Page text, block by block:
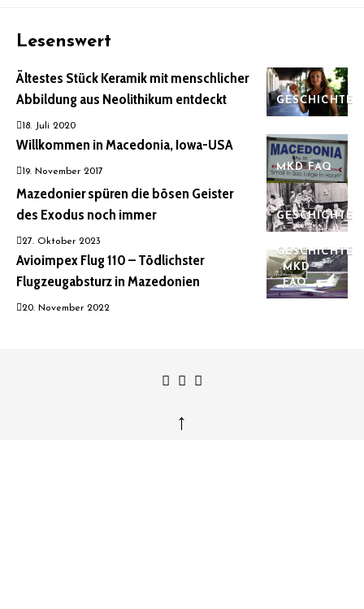
Lesenswert
GESCHICHTE
Ältestes Stück Keramik mit menschlicher
Abbildung aus Neolithikum entdeckt
18. Juli 2020
MKD FAQ
Willkommen in Macedonia, Iowa-USA
19. November 2017
GESCHICHTE
Mazedonier spüren die bösen Geister
des Exodus noch immer
27. Oktober 2023
GESCHICHTE
MKD
FAQ
Avioimpex Flug 110 – Tödlichster
Flugzeugabsturz in Mazedonien
20. November 2022
↑